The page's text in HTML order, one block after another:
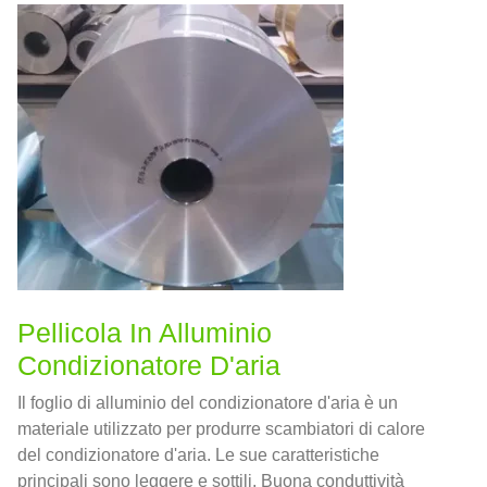
Pellicola In Alluminio
Condizionatore D'aria
Il foglio di alluminio del condizionatore d'aria è un
materiale utilizzato per produrre scambiatori di calore
del condizionatore d'aria. Le sue caratteristiche
principali sono leggere e sottili, Buona conduttività